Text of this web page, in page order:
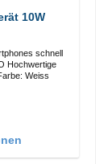
10W
schnell
Anschlüsse: USB-A Output: 10W Farbe: Weiss